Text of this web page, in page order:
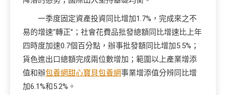
一季度固定資產投資同比增加1.7%，完成來之不
易的增速“轉正”；社會花費品批發總額同比增速比上年
四時度加速0.7個百分點，辦事批發額同比增加5.5%；
貨色進出口總額完成兩位數增加；範圍以上產業增添
值和辦包養網甜心寶貝包養網事業增添值分辨同比增
加6.1%和5.2%。